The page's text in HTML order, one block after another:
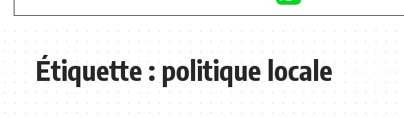
Étiquette :politique locale